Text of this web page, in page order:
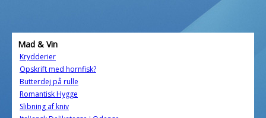
Mad & Vin
Krydderier
Opskrift med hornfisk?
Butterdej på rulle
Romantisk Hygge
Slibning af kniv